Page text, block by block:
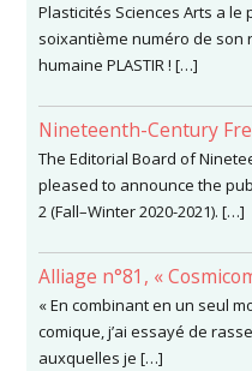
Plasticités Sciences Arts a
soixantième numéro de
humaine PLASTIR ! […]
Nineteenth-Century
The Editorial Board of
pleased to announce the
2 (Fall–Winter 2020-2021). […]
Alliage n°81, «
« En combinant en un seul
comique, j’ai essayé de
auxquelles je […]